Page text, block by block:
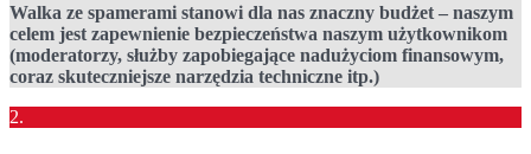
Walka ze spamerami stanowi dla nas znaczny budżet – naszym
celem jest zapewnienie bezpieczeństwa naszym użytkownikom
(moderatorzy, służby zapobiegające nadużyciom finansowym,
coraz skuteczniejsze narzędzia techniczne itp.)
2.